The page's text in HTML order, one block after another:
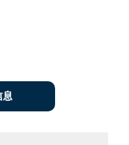
息